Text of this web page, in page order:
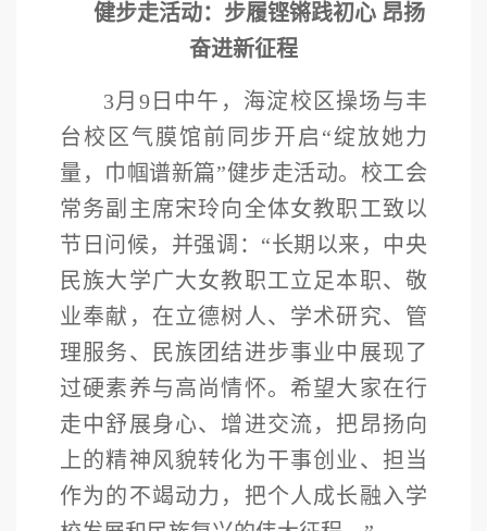
健步走活动：步履铿锵践初心 昂扬
奋进新征程
3月9日中午，海淀校区操场与丰
台校区气膜馆前同步开启“绽放她力
量，巾帼谱新篇”健步走活动。校工会
常务副 主席宋玲向全体女教职工致以
节日问候，并强调：“长期以来，中央
民族大学广大女教职工立足本职、敬
业奉献，在立德树人、学术研究、管
理服务、民族团结进步事业中展现了
过硬素养与高尚情怀。希望大家在行
走中舒展身心、增进交流，把昂扬向
上的精神风貌转化为干事创业、担当
作为的不竭动力，把个人成长融入学